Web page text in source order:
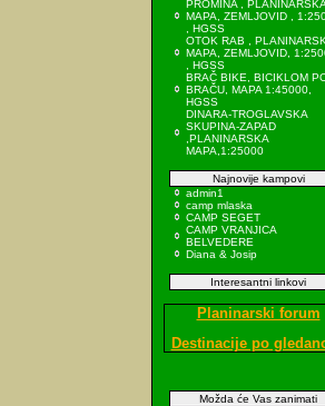
PROMINA , PLANINARSKA
MAPA, ZEMLJOVID ,
, HGSS
OTOK RAB ,
MAPA, ZEMLJOVID,
, HGSS
BRAČ BIKE, BICIKLOM
BRAČU, MAPA 1:45000,
HGSS
DINARA-TROGLAVSKA
SKUPINA-ZAPAD
,PLANINARSKA
MAPA,1:25000
Najnovije kampovi
admin1
camp mlaska
CAMP SEGET
CAMP VRANJICA
BELVEDERE
Diana & Josip
Interesantni linkovi
Planinarski forum
Destinacije po
Možda će Vas zanimati